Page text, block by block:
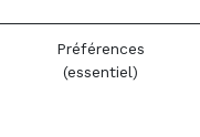
Préférences
(essentiel)